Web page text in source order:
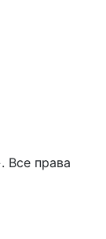
Все права